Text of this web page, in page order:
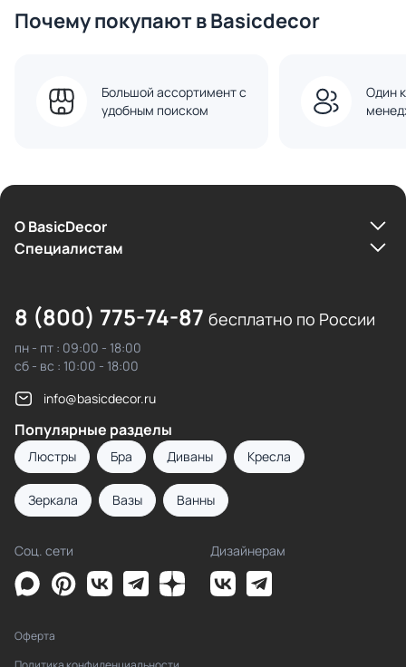
Почему покупают в Basicdecor
Большой ассортимент с
удобным поиском
Один
О BasicDecor
Cпециалистам
8 (800) 775-74-87 бесплатно по России
пн - пт : 09:00 - 18:00
сб - вс : 10:00 - 18:00
info@basicdecor.ru
Популярные разделы
Люстры Бра Диваны Кресла
Зеркала Вазы Ванны
Соц. сети Дизайнерам
Оферта